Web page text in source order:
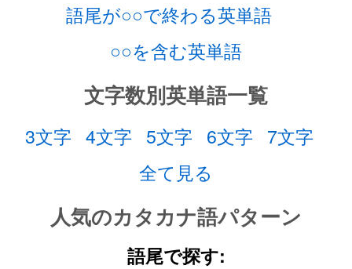
語尾が○○で終わる英単語
○○を含む英単語
文字数別英単語一覧
3文字 4文字 5文字 6文字 7文字
全て見る
人気のカタカナ語パターン
語尾で探す: